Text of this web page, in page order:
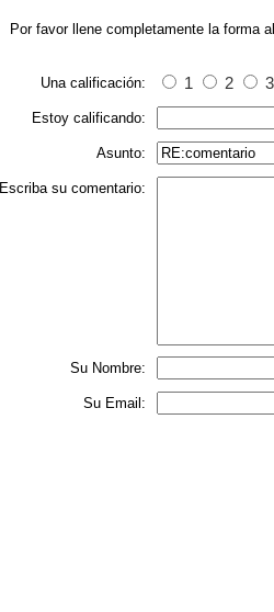
Por favor llene completamente la forma
Una calificación: 1 2 3
Estoy calificando:
Asunto:
Escriba su comentario:
Su Nombre:
Su Email: